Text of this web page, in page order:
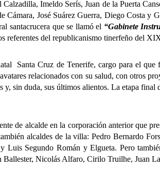
Imeldo Serís, Juan de la Puerta
José Suárez Guerra, Diego Costa y
santacrucera que se llamó el “Gabinete
referentes del republicanismo tinerfeño del
Cruz de Tenerife, cargo para el que
relacionados con su salud, con otros
sin duda, sus últimos alientos. La etapa final
de alcalde en la corporación anterior que
alcaldes de la villa: Pedro Bernardo
Segundo Román y Elgueta. Pero
Nicolás Alfaro, Cirilo Truilhe, Juan